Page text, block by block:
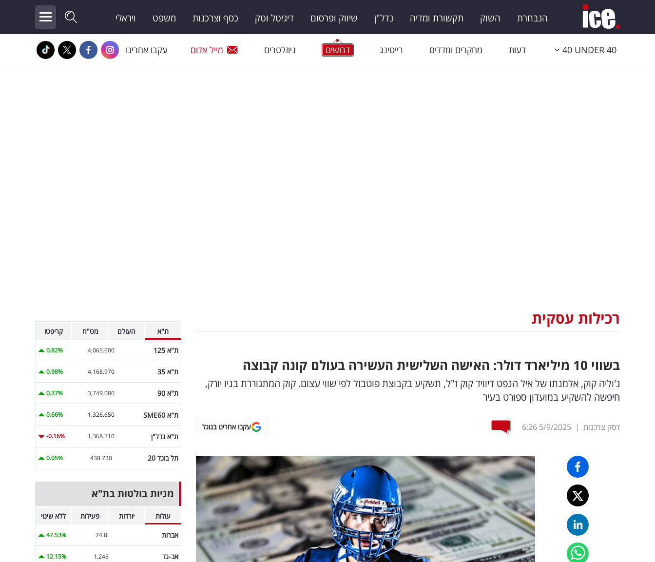
הנבחרת השוק תקשורת ומדיה נדל"ן שיווק ופרסום דיגיטל וטק כסף וצרכנות משפט ויראלי
40 UNDER 40 דעות מחקרים ומדדים רייטינג דרושים ניוזלטרים מייל אדום עקבו אחרינו
רכילות עסקית
בשווי 10 מיליארד דולר: האישה השלישית העשירה בעולם קונה קבוצה
ג'וליה קוק, אלמנתו של איל הנפט דיוויד קוק ז"ל, תשקיע בקבוצת פוטבול לפי שווי עצום. קוק המתגוררת בניו יורק,
חיפשה להשקיע במועדון ספורט בעיר
דסק צרכנות |
5/9/2025
6:26 עקבו אחרינו בגוגל
ת"א העולם מט"ח קריפטו
ת"א 125 4,065.600
0.82%
ת"א 35 4,168.970
0.98%
ת"א 90 3,749.080
0.37%
ת"א SME60 1,326.650
0.66%
ת"א נדל"ן 1,368.310
-0.16%
תל בונד 20 438.730
0.05%
מניות בולטות בת"א
עולות יורדות פעילות ללא שינוי
אברות 74.8
47.53%
אב-גד 1,246
12.15%